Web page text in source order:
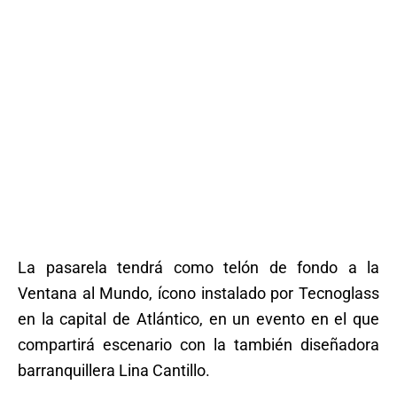
La pasarela tendrá como telón de fondo a la
Ventana al Mundo, ícono instalado por Tecnoglass
en la capital de Atlántico, en un evento en el que
compartirá escenario con la también diseñadora
barranquillera Lina Cantillo.